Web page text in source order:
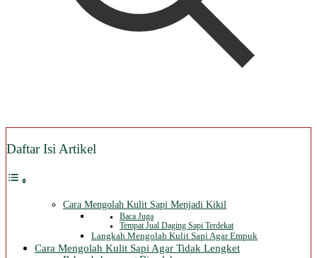
Daftar Isi Artikel
Cara Mengolah Kulit Sapi Menjadi Kikil
Baca Juga
Tempat Jual Daging Sapi Terdekat
Langkah Mengolah Kulit Sapi Agar Empuk
Cara Mengolah Kulit Sapi Agar Tidak Lengket